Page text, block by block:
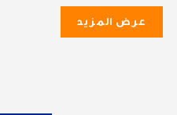
عرض المزيد